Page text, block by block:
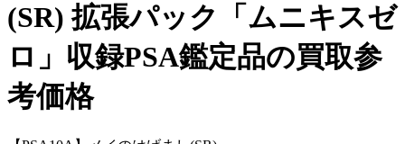
(SR) 拡張パック「ムニキスゼ
ロ」収録PSA鑑定品の買取参
考価格